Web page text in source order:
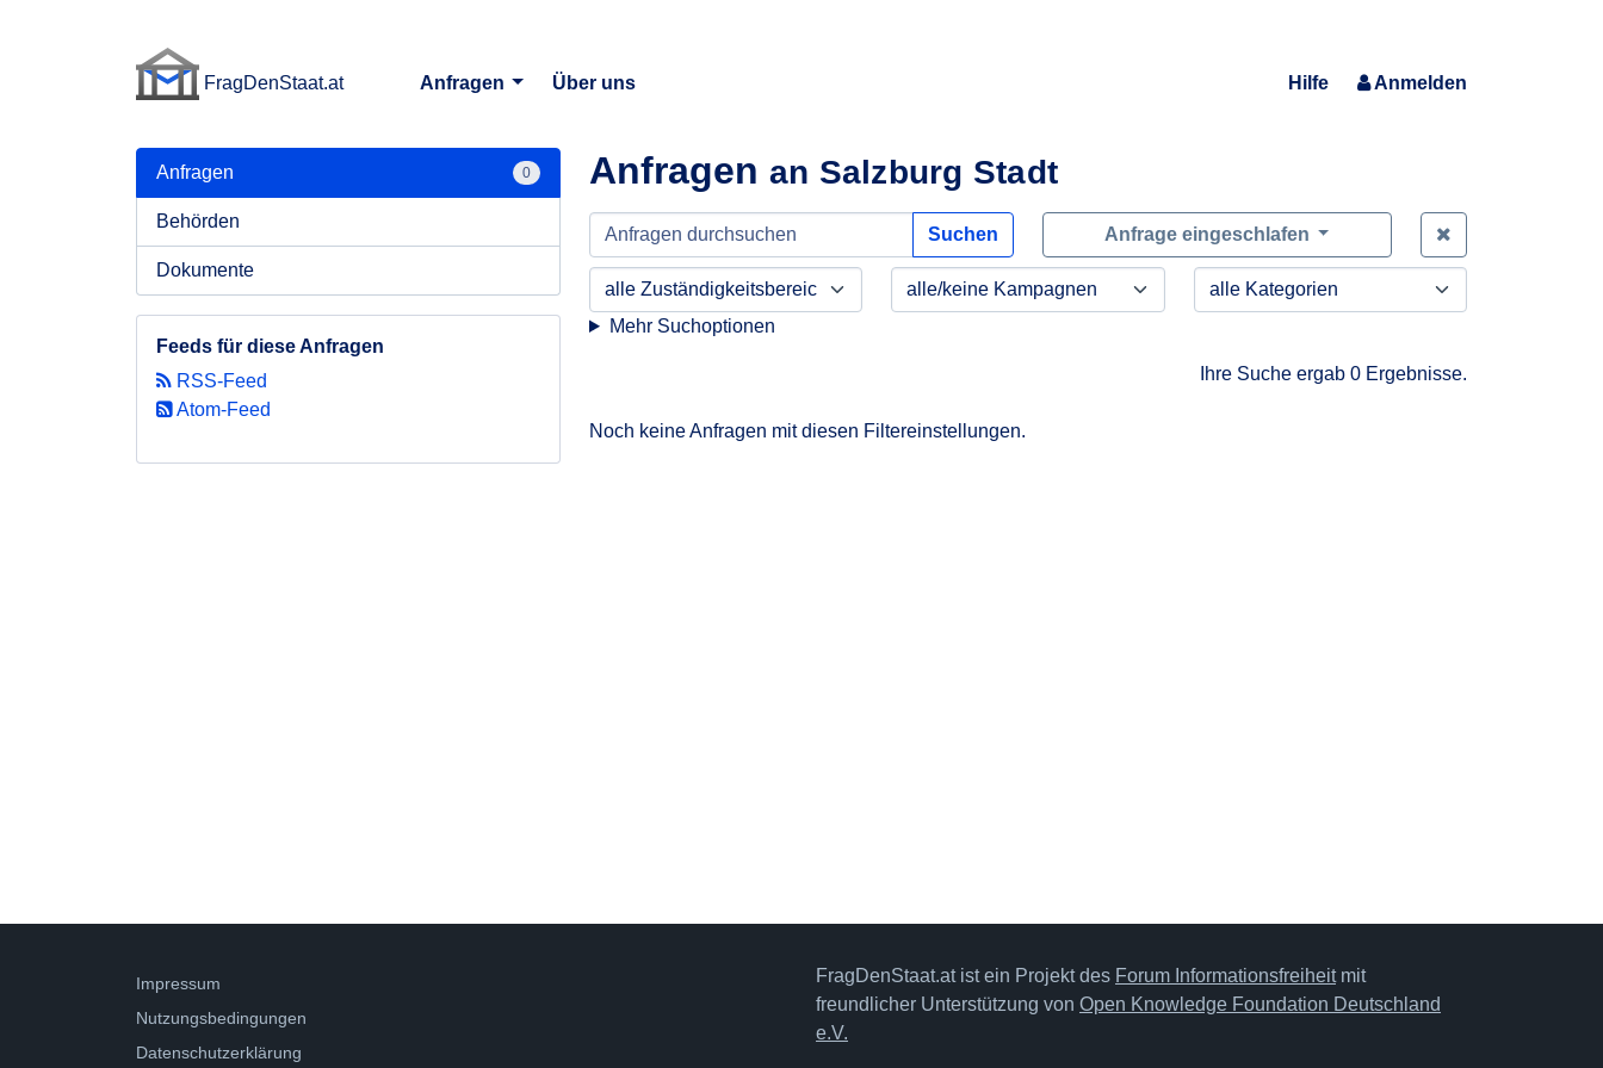
FragDenStaat.at
Anfragen
Über uns Hilfe Anmelden
Anfragen an Salzburg Stadt
Suchen Anfrage eingeschlafen
Mehr Suchoptionen
Ihre Suche ergab 0 Ergebnisse.
Noch keine Anfragen mit diesen Filtereinstellungen.
Anfragen 0
Behörden
Dokumente
Feeds für diese Anfragen
RSS-Feed
Atom-Feed
Impressum
Nutzungsbedingungen
Datenschutzerklärung
FragDenStaat.at ist ein Projekt des Forum Informationsfreiheitmit
freundlicher Unterstützung von Open Knowledge Foundation Deutschland
e.V.